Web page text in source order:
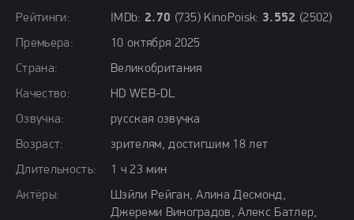
Рейтинги:
IMDb: 2.70 (735) KinoPoisk: 3.552 (2502)
Премьера:
10 октября 2025
Страна:
Великобритания
Качество:
HD WEB-DL
Озвучка:
русская озвучка
Возраст:
зрителям, достигшим 18 лет
Длительность:
1 ч 23 мин
Актёры:
Шэйли Рейган, Алина Десмонд,
Джереми Виноградов, Алекс Батлер,